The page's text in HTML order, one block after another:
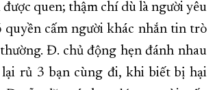
quen; thậm chí dù là người yêu
quyền cấm người khác nhắn tin trò
Đ. chủ động hẹn đánh nhau
rủ 3 bạn cùng đi, khi biết bị hại